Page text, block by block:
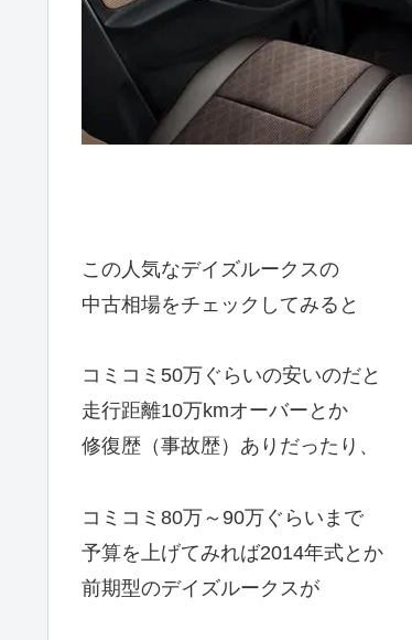
この人気なデイズルークスの
中古相場をチェックしてみると
コミコミ50万ぐらいの安いのだと
走行距離10万kmオーバーとか
修復歴（事故歴）ありだったり、
コミコミ80万～90万ぐらいまで
予算を上げてみれば2014年式とか
前期型のデイズルークスが